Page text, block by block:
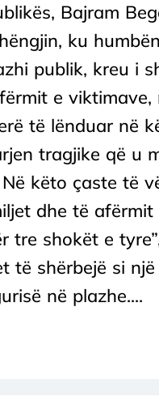
Bajram
ku
publik, kreu i
e
të lënduar në
tragjike që u
këto çaste të
dhe të
tre shokët e
të shërbejë si
në plazhe....